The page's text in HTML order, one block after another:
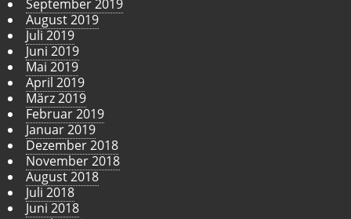
September 2019
August 2019
Juli 2019
Juni 2019
Mai 2019
April 2019
März 2019
Februar 2019
Januar 2019
Dezember 2018
November 2018
August 2018
Juli 2018
Juni 2018